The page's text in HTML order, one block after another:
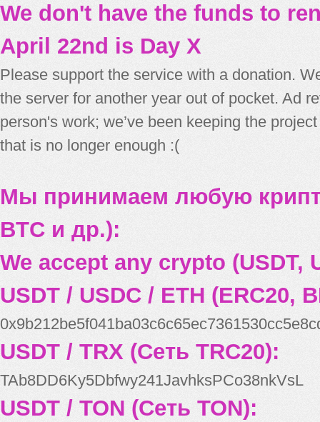
We don't have the funds to
April 22nd is Day X
Please support the service with a donation.
the server for another year out of pocket. Ad
person's work; we’ve been keeping the
that is no longer enough :(
Мы принимаем любую
BTC и др.):
We accept any crypto (USDT,
USDT / USDC / ETH (ERC20,
USDT / TRX (Сеть TRC20):
TAb8DD6Ky5Dbfwy241JavhksPCo38nkVsL
USDT / TON (Сеть TON):